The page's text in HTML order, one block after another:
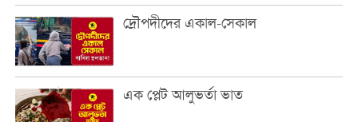
দ্রৌপদীদের একাল-সেকাল
এক প্লেট আলুভর্তা ভাত